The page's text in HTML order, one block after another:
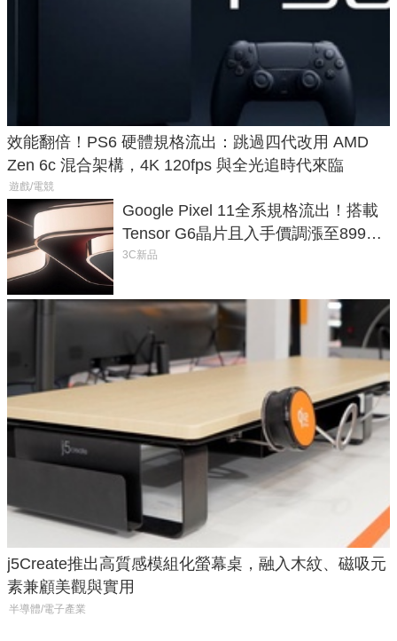
效能翻倍！PS6 硬體規格流出：跳過四代改用 AMD
Zen 6c 混合架構，4K 120fps 與全光追時代來臨
遊戲/電競
Google Pixel 11全系規格流出！搭載
Tensor G6晶片且入手價調漲至899美
元
3C新品
j5Create推出高質感模組化螢幕桌，融入木紋、磁吸元
素兼顧美觀與實用
半導體/電子產業